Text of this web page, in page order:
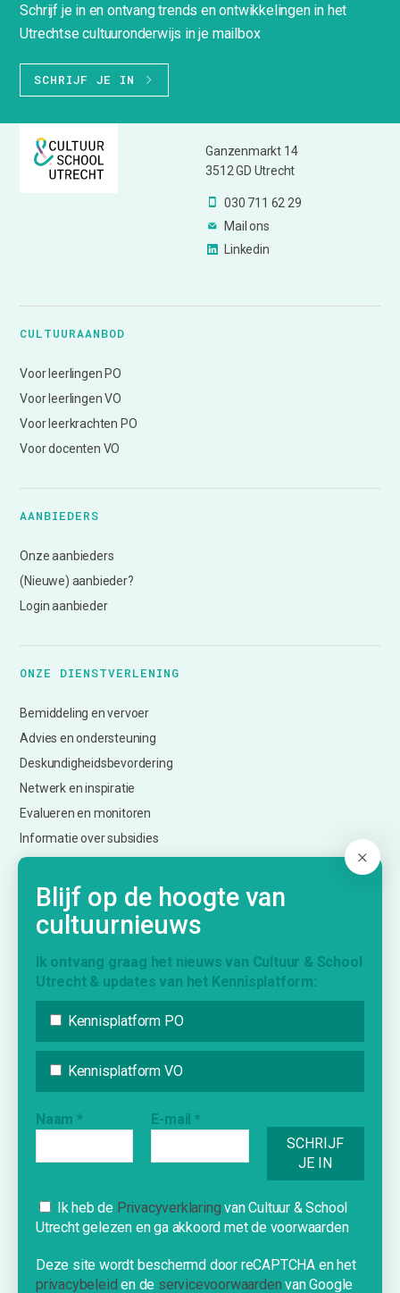
Schrijf je in en ontvang trends en ontwikkelingen in het
Utrechtse cultuuronderwijs in je mailbox
SCHRIJF JE IN
Ganzenmarkt 14
3512 GD Utrecht
030 711 62 29
Mail ons
Linkedin
CULTUURAANBOD
Voor leerlingen PO
Voor leerlingen VO
Voor leerkrachten PO
Voor docenten VO
AANBIEDERS
Onze aanbieders
(Nieuwe) aanbieder?
Login aanbieder
ONZE DIENSTVERLENING
Bemiddeling en vervoer
Advies en ondersteuning
Deskundigheidsbevordering
Netwerk en inspiratie
Evalueren en monitoren
Informatie over subsidies
Creatief Vermogen Utrecht (CmK)
KENNISPLATFORM
Nieuws
Inspiratie
Vraag & Aanbod
Bijdrage indienen
Inschrijven nieuwsbrief
INFORMATIE
Over Cultuur & School Utrecht
Contact
Cookies
Deze website gebruikt cookies om je
Blijf op de hoogte van
cultuurnieuws
Ik ontvang graag het nieuws van Cultuur & School
Utrecht & updates van het Kennisplatform:
Kennisplatform PO
Kennisplatform VO
Naam * E-mail *
Ik heb de Privacyverklaring van Cultuur & School
Utrecht gelezen en ga akkoord met de voorwaarden
Deze site wordt beschermd door reCAPTCHA en het
privacybeleid en de servicevoorwaarden van Google